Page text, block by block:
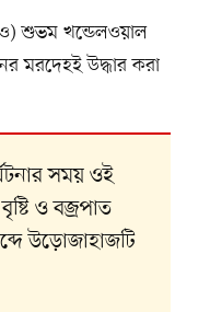
শুভম খন্ডেলওয়াল
মরদেহই উদ্ধার করা
সময় ওই
ও বজ্রপাত
উড়োজাহাজটি